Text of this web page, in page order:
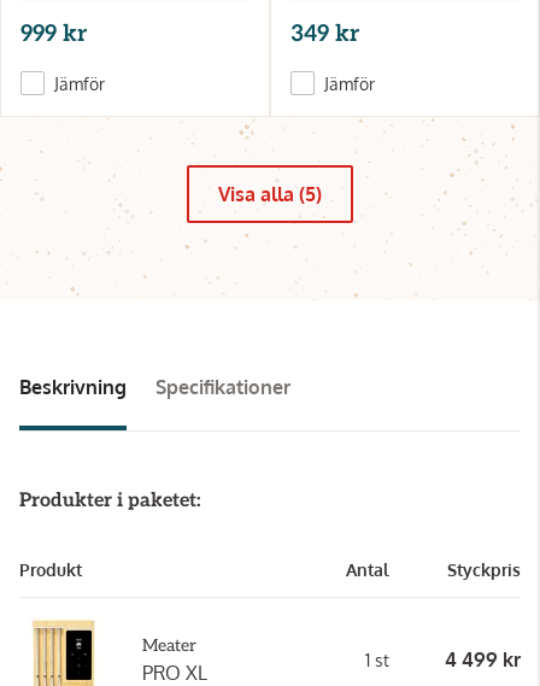
999 kr
Jämför
349 kr
Jämför
Visa alla (5)
Beskrivning Specifikationer
Produkter i paketet:
Produkt Antal Styckpris
Meater
PRO XL
1 st 4 499 kr